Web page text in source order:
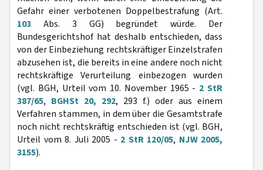
Gefahr einer verbotenen Doppelbestrafung (Art.
103 Abs. 3 GG) begründet würde. Der
Bundesgerichtshof hat deshalb entschieden, dass
von der Einbeziehung rechtskräftiger Einzelstrafen
abzusehen ist, die bereits in eine andere noch nicht
rechtskräftige Verurteilung einbezogen wurden
(vgl. BGH, Urteil vom 10. November 1965 - 2 StR
387/65, BGHSt 20, 292, 293 f.) oder aus einem
Verfahren stammen, in dem über die Gesamtstrafe
noch nicht rechtskräftig entschieden ist (vgl. BGH,
Urteil vom 8. Juli 2005 - 2 StR 120/05, NJW 2005,
3155).